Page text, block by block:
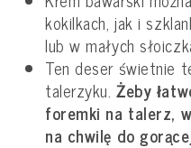
kokilkach, jak i
lub w małych
Ten deser świetnie
talerzyku.Żeby
foremki na talerz,
na chwilę do